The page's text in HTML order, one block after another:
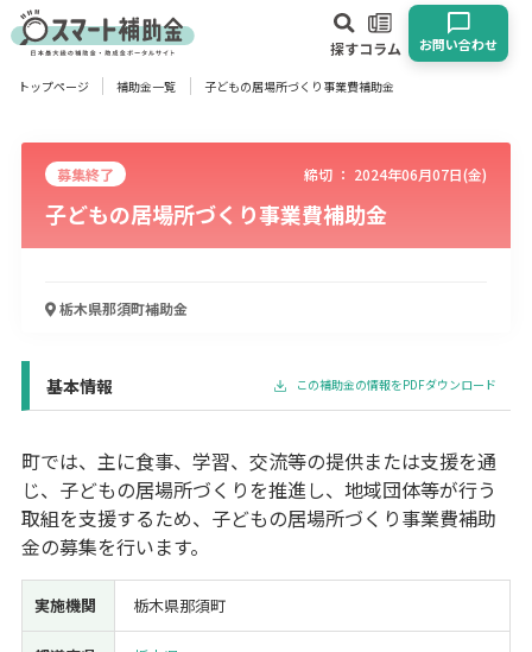
探すコラム お問い合わせ
対象
企業 団体 個人 その他
エリア
物流・運輸業 情報通信業 卸売･小売業
飲食業
建設･不動産業
サービス業 医療･福祉 農業･林業
漁業
宿泊･旅館業
その他
使い道
人材採用・雇用
人材育成・福利厚生
起業・創業
事業承継 災害・被災者支援
コロナ関連
トップページ 補助金一覧 子どもの居場所づくり事業費補助金
募集終了 締切 ： 2024年06月07日(金)
子どもの居場所づくり事業費補助金
栃木県那須町補助金
基本情報 この補助金の情報をPDFダウンロード
町では、主に食事、学習、交流等の提供または支援を通
じ、子どもの居場所づくりを推進し、地域団体等が行う
取組を支援するため、子どもの居場所づくり事業費補助
金の募集を行います。
実施機関 栃木県那須町